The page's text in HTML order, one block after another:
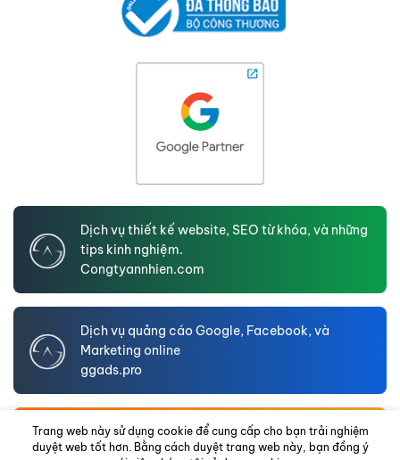
Dịch vụ thiết kế website, SEO từ khóa, và những
tips kinh nghiệm.
Congtyannhien.com
Dịch vụ quảng cáo Google, Facebook, và
Marketing online
ggads.pro
An Nhien LTD – Website hồ sơ năng lực doanh
nghiệp
Trang web này sử dụng cookie để cung cấp cho bạn trải nghiệm
duyệt web tốt hơn. Bằng cách duyệt trang web này, bạn đồng ý